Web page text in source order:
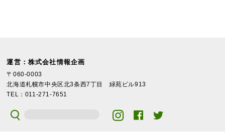
運営：株式会社情報企画
〒060-0003
北海道札幌市中央区北3条西7丁目 緑苑ビル913
TEL：011-271-7651